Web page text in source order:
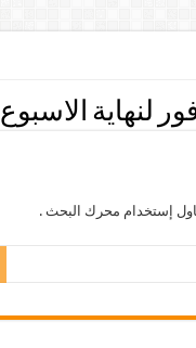
لنهاية الاسبوع
إستخدام محرك البحث .